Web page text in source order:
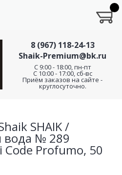
8 (967) 118-24-13
Shaik-Premium@bk.ru
C 9:00 - 18:00, пн-пт
С 10:00 - 17:00, сб-вс
Приём заказов на сайте -
круглосуточно.
SHAIK /
№ 289
Profumo, 50